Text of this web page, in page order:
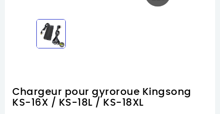
Chargeur pour gyroroue Kingsong
KS-16X / KS-18L / KS-18XL